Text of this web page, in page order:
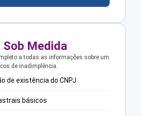
Sob Medida
a todas as informações sobre um
de inadimplência.
de existência do CNPJ
básicos